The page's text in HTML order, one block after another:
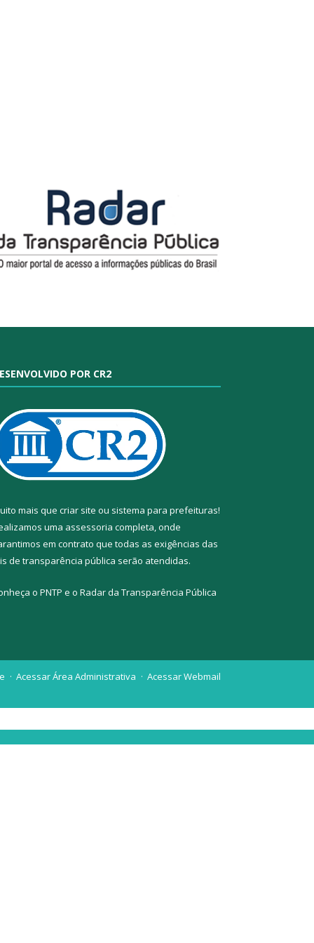
POR CR2
mais que criar site ou sistema para prefeituras!
uma assessoria completa, onde
em contrato que todas as exigências das
de transparência pública serão atendidas.
o PNTP e o Radar da Transparência Pública
Acessar Área Administrativa Acessar Webmail